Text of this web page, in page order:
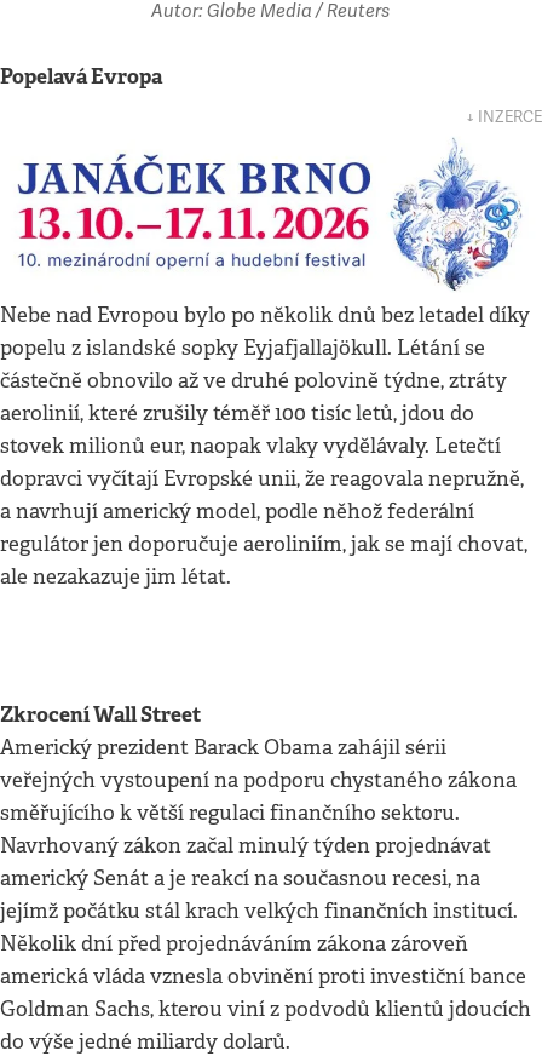
Autor: Globe Media / Reuters
Popelavá Evropa
↓ INZERCE
Nebe nad Evropou bylo po několik dnů bez letadel díky
popelu z islandské sopky Eyjafjallajökull. Létání se
částečně obnovilo až ve druhé polovině týdne, ztráty
aerolinií, které zrušily téměř 100 tisíc letů, jdou do
stovek milionů eur, naopak vlaky vydělávaly. Letečtí
dopravci vyčítají Evropské unii, že reagovala nepružně,
a navrhují americký model, podle něhož federální
regulátor jen doporučuje aeroliniím, jak se mají chovat,
ale nezakazuje jim létat.
Zkrocení Wall Street
Americký prezident Barack Obama zahájil sérii
veřejných vystoupení na podporu chystaného zákona
směřujícího k větší regulaci finančního sektoru.
Navrhovaný zákon začal minulý týden projednávat
americký Senát a je reakcí na současnou recesi, na
jejímž počátku stál krach velkých finančních institucí.
Několik dní před projednáváním zákona zároveň
americká vláda vznesla obvinění proti investiční bance
Goldman Sachs, kterou viní z podvodů klientů jdoucích
do výše jedné miliardy dolarů.